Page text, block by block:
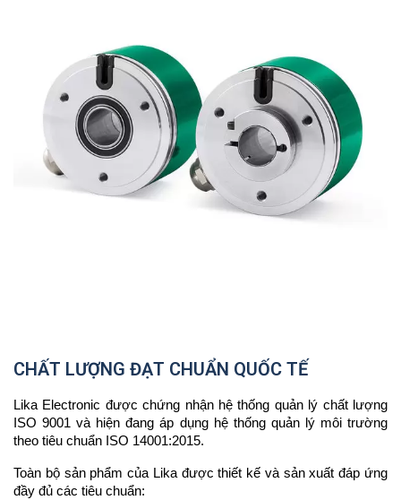
CHẤT LƯỢNG ĐẠT CHUẨN QUỐC TẾ
Lika Electronic được chứng nhận hệ thống quản lý chất lượng
ISO 9001 và hiện đang áp dụng hệ thống quản lý môi trường
theo tiêu chuẩn ISO 14001:2015.
Toàn bộ sản phẩm của Lika được thiết kế và sản xuất đáp ứng
đầy đủ các tiêu chuẩn: